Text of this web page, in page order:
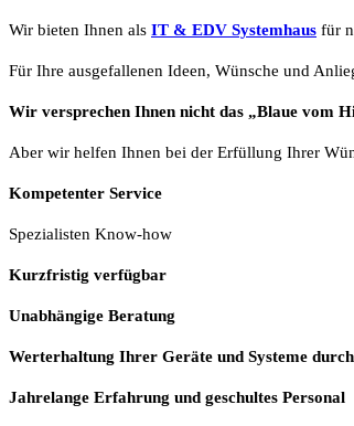
Wir bieten Ihnen als IT & EDV Systemhaus für
Für Ihre ausgefallenen Ideen, Wünsche und
Wir versprechen Ihnen nicht das „Blaue vom
Aber wir helfen Ihnen bei der Erfüllung Ihrer
Kompetenter Service
Spezialisten Know-how
Kurzfristig verfügbar
Unabhängige Beratung
Werterhaltung Ihrer Geräte und Systeme
Jahrelange Erfahrung und geschultes Personal